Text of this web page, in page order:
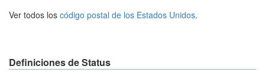
Ver todos los código postal de los Estados Unidos.
Definiciones de Status